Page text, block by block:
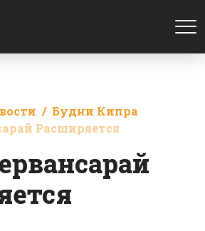
Будни Кипра
Расширяется